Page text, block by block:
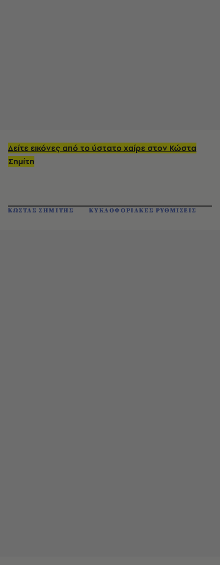
Δείτε εικόνες από το ύστατο χαίρε στον Κώστα
Σημίτη
ΚΩΣΤΑΣ ΣΗΜΙΤΗΣ ΚΥΚΛΟΦΟΡΙΑΚΕΣ ΡΥΘΜΙΣΕΙΣ